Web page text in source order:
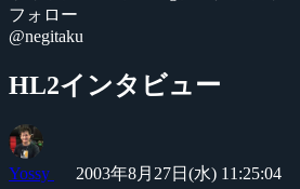
フォロー
@negitaku
HL2インタビュー
Yossy 2003年8月27日(水) 11:25:04